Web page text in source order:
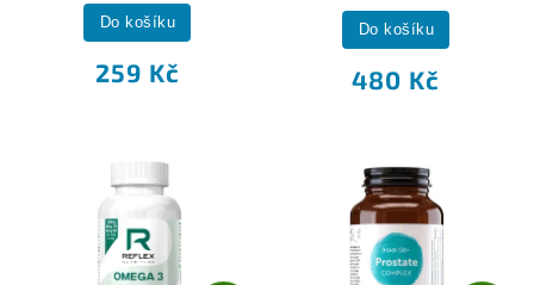
259 Kč
Do košíku
480 Kč
Do košíku